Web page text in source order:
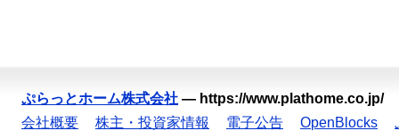
ぷらっとホーム株式会社 — https://www.plathome.co.jp/
会社概要
株主・投資家情報 電子公告 OpenBlocks